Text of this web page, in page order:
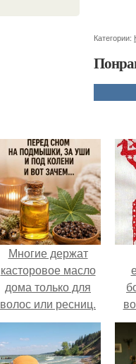
Категории:
Многие держат
касторовое масло
дома только для
волос или ресниц.